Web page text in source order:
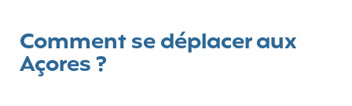
Comment se déplacer aux
Açores ?